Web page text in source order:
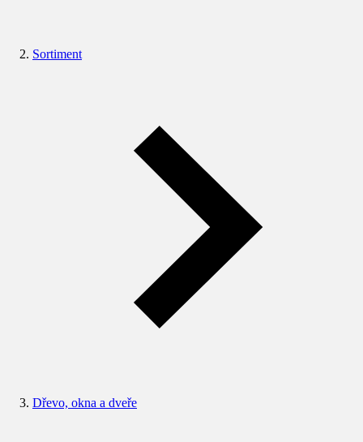
Sortiment
Dřevo, okna a dveře